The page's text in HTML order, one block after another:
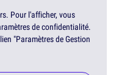
Pour l'afficher, vous
de confidentialité.
"Paramètres de Gestion